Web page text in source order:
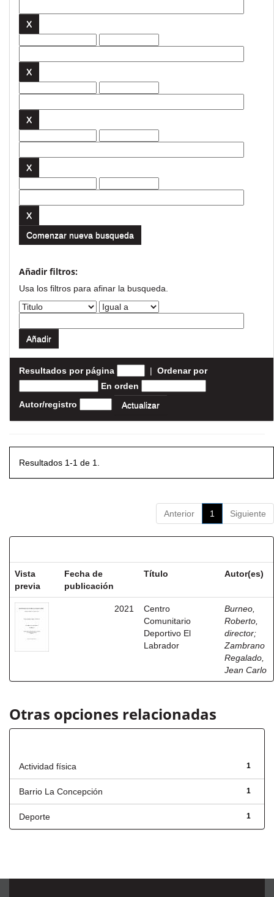
Comenzar nueva busqueda
Añadir filtros:
Usa los filtros para afinar la busqueda.
Resultados por página | Ordenar por
En orden
Autor/registro
Resultados 1-1 de 1.
Anterior 1 Siguiente
Vista
previa
Fecha de
publicación
Título Autor(es)
2021
Centro
Comunitario
Deportivo El
Labrador
Burneo,
Roberto,
director;
Zambrano
Regalado,
Jean Carlo
Otras opciones relacionadas
1
Actividad física
1
Barrio La Concepción
1
Deporte